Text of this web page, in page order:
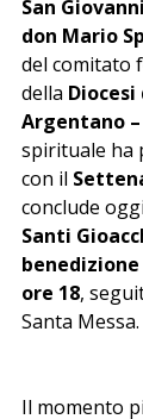
San
don Mario
del comitato
della Diocesi
Argentano –
spirituale ha
con il
conclude
Santi
ore 18,
Santa Messa.
Il momento